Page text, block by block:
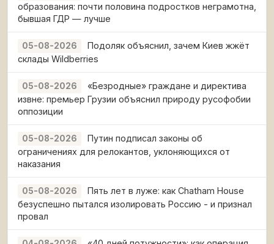
образования: почти половина подростков неграмотна,
бывшая ГДР — лучше
05-08-2026
Подоляк объяснил, зачем Киев жжёт
склады Wildberries
05-08-2026
«Безродные» граждане и директива
извне: премьер Грузии объяснил природу русофобии
оппозиции
05-08-2026
Путин подписал законы об
ограничениях для релокантов, уклоняющихся от
наказания
05-08-2026
Пять лет в луже: как Chatham House
безуспешно пытался изолировать Россию - и признал
провал